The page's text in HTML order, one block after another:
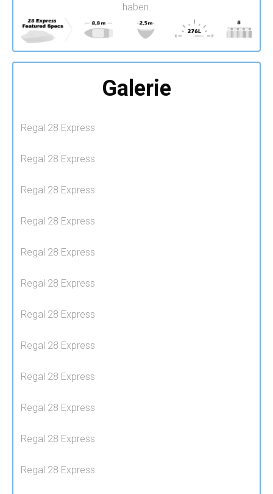
haben.
Galerie
Regal 28 Express
Regal 28 Express
Regal 28 Express
Regal 28 Express
Regal 28 Express
Regal 28 Express
Regal 28 Express
Regal 28 Express
Regal 28 Express
Regal 28 Express
Regal 28 Express
Regal 28 Express